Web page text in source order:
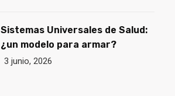
Sistemas Universales de Salud:
¿un modelo para armar?
3 junio, 2026